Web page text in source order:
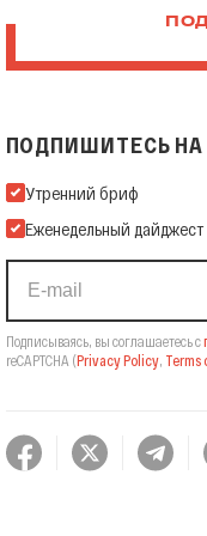
ПОДПИШИТЕСЬ НА
Подпишитесь на нашу
Утренний бриф
Еженедельный дайджест
Подписываясь, вы соглашаетесь с
reCAPTCHA (Privacy Policy, Terms